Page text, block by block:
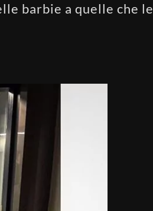
barbie a quelle che le